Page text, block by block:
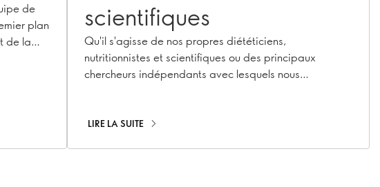
de
plan
de la
scientifiques
Qu'il s'agisse de nos propres diététiciens,
nutritionnistes et scientifiques ou des principaux
chercheurs indépendants avec lesquels nous
LIRE LA SUITE